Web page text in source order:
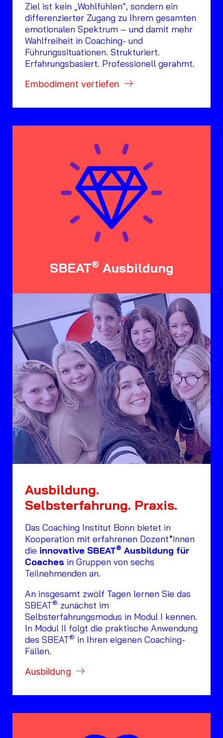
Ziel ist kein „Wohlfühlen“, sondern ein
differenzierter Zugang zu Ihrem gesamten
emotionalen Spektrum – und damit mehr
Wahlfreiheit in Coaching- und
Führungssituationen. Strukturiert.
Erfahrungsbasiert. Professionell gerahmt.
Embodiment vertiefen
SBEAT® Ausbildung
Ausbildung.
Selbsterfahrung. Praxis.
Das Coaching Institut Bonn bietet in
Kooperation mit erfahrenen Dozent*innen
die innovative SBEAT® Ausbildung für
Coaches in Gruppen von sechs
Teilnehmenden an.
An insgesamt zwölf Tagen lernen Sie das
SBEAT® zunächst im
Selbsterfahrungsmodus in Modul I kennen.
In Modul II folgt die praktische Anwendung
des SBEAT® in Ihren eigenen Coaching-
Fällen.
Ausbildung